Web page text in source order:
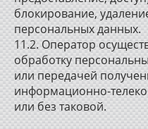
блокирование,
персональных данных.
11.2. Оператор
обработку
или передачей
информационно-
или без таковой.